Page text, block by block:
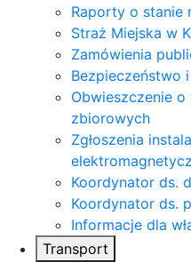
Raporty o stanie
Straż Miejska w
Zamówienia
Bezpieczeństwo
Obwieszczenie
zbiorowych
Zgłoszenia
Koordynator ds.
Koordynator ds.
Informacje dla
Transport